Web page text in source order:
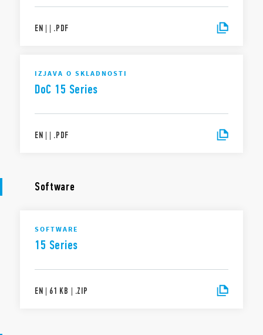
EN | | .PDF
IZJAVA O SKLADNOSTI
DoC 15 Series
EN | | .PDF
Software
SOFTWARE
15 Series
EN | 61 KB | .ZIP